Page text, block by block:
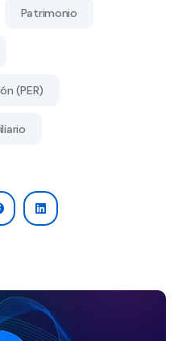
Patrimonio
(PER)